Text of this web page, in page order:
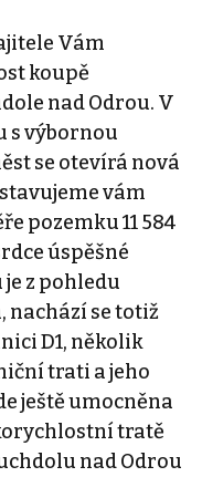
Vám
koupě
nad Odrou. V
s výbornou
se otevírá nová
vám
pozemku 11 584
úspěšné
z pohledu
se totiž
D1, několik
trati a jeho
ještě umocněna
tratě
nad Odrou